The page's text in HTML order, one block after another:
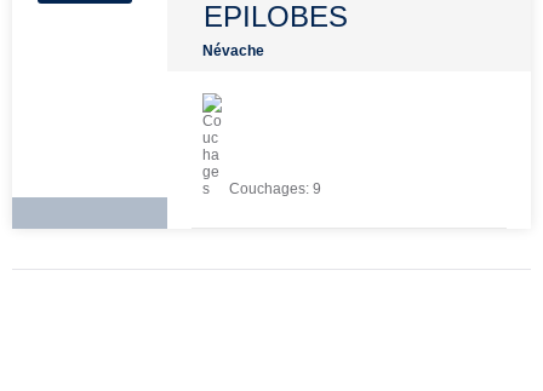
EPILOBES
Névache
Couchages: 9